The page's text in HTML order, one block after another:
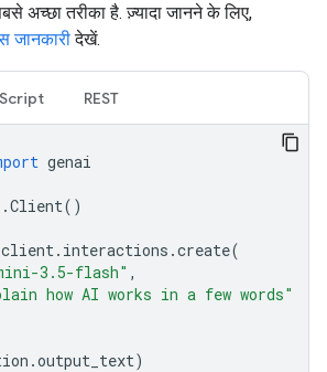
अच्छा तरीका है. ज़्यादा जानने के लिए,
जानकारीदेखें.
REST
genai
.Client()
client. interactions .create(
3.5-flash" ,
how AI works in a few words"
.output_text)